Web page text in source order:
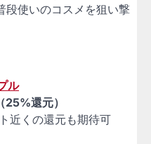
段使いのコスメを狙い撃
ル
還元）
近くの還元も期待可